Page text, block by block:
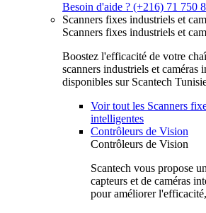
Besoin d'aide ? (+216) 71 750
Scanners fixes industriels et
Scanners fixes industriels et
Boostez l'efficacité de votre
scanners industriels et caméras
disponibles sur Scantech
Voir tout les Scanners
intelligentes
Contrôleurs de Vision
Contrôleurs de Vision
Scantech vous propose
capteurs et de caméras
pour améliorer